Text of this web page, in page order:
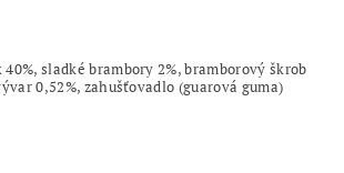
sladké brambory 2%, bramborový škrob
0,52%, zahušťovadlo (guarová guma)